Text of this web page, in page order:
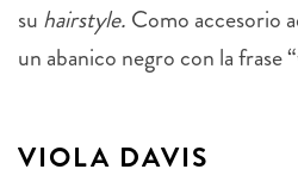
su hairstyle. Como accesorio
un abanico negro con la frase
VIOLA DAVIS